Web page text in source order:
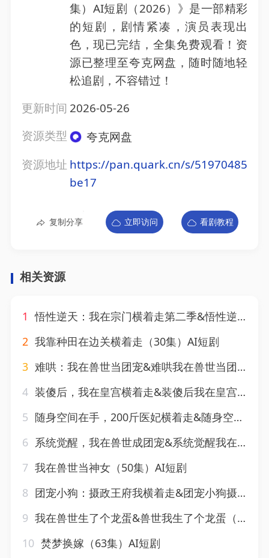
集）AI短剧（2026）》是一部精彩
的短剧，剧情紧凑，演员表现出
色，现已完结，全集免费观看！资
源已整理至夸克网盘，随时随地轻
松追剧，不容错过！
更新时间 2026-05-26
资源类型
夸克网盘
资源地址 https://pan.quark.cn/s/51970485
be17
复制分享 立即访问 看剧教程
相关资源
1 悟性逆天：我在宗门横着走第二季&悟性逆天我在宗门横着走第二季（46集）AI短剧
2 我靠种田在边关横着走（30集）AI短剧
3 难哄：我在兽世当团宠&难哄我在兽世当团宠（20集） AI短剧
4 装傻后，我在皇宫横着走&装傻后我在皇宫横着走（30集）AI短剧
5 随身空间在手，200斤医妃横着走&随身空间在手200斤医妃横着走（65集）AI短剧
6 系统觉醒，我在兽世成团宠&系统觉醒我在兽世成团宠（71集）AI短剧
7 我在兽世当神女（50集）AI短剧
8 团宠小狗：摄政王府我横着走&团宠小狗摄政王府我横着走（41集）AI短剧
9 我在兽世生了个龙蛋&兽世我生了个龙蛋（80集）AI短剧
10 焚梦换嫁（63集）AI短剧